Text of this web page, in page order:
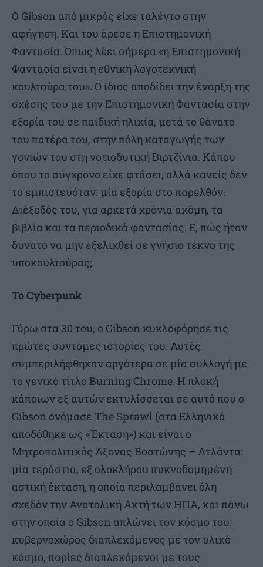
Ο Gibson από μικρός είχε ταλέντο στην
αφήγηση. Και του άρεσε η Επιστημονική
Φαντασία. Όπως λέει σήμερα «η Επιστημονική
Φαντασία είναι η εθνική λογοτεχνική
κουλτούρα του». Ο ίδιος αποδίδει την έναρξη της
σχέσης του με την Επιστημονική Φαντασία στην
εξορία του σε παιδική ηλικία, μετά το θάνατο
του πατέρα του, στην πόλη καταγωγής των
γονιών του στη νοτιοδυτική Βιρτζίνια. Κάπου
όπου το σύγχρονο είχε φτάσει, αλλά κανείς δεν
το εμπιστευόταν: μία εξορία στο παρελθόν.
Διέξοδός του, για αρκετά χρόνια ακόμη, τα
βιβλία και τα περιοδικά φαντασίας. Ε, πώς ήταν
δυνατό να μην εξελιχθεί σε γνήσιο τέκνο της
υποκουλτούρας;
Το Cyberpunk
Γύρω στα 30 του, ο Gibson κυκλοφόρησε τις
πρώτες σύντομες ιστορίες του. Αυτές
συμπεριλήφθηκαν αργότερα σε μία συλλογή με
το γενικό τίτλο Burning Chrome. Η πλοκή
κάποιων εξ αυτών εκτυλίσσεται σε αυτό που ο
Gibson ονόμασε The Sprawl (στα Ελληνικά
αποδόθηκε ως «Έκταση») και είναι ο
Μητροπολιτικός Άξονας Βοστώνης – Ατλάντα:
μία τεράστια, εξ ολοκλήρου πυκνοδομημένη
αστική έκταση, η οποία περιλαμβάνει όλη
σχεδόν την Ανατολική Ακτή των ΗΠΑ, και πάνω
στην οποία ο Gibson απλώνει τον κόσμο του:
κυβερνοχώρος διαπλεκόμενος με τον υλικό
κόσμο, παρίες διαπλεκόμενοι με τους